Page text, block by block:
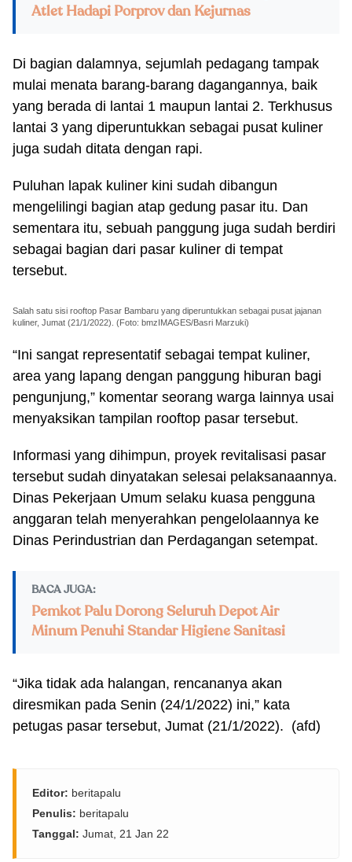
Atlet Hadapi Porprov dan Kejurnas
Di bagian dalamnya, sejumlah pedagang tampak
mulai menata barang-barang dagangannya, baik
yang berada di lantai 1 maupun lantai 2. Terkhusus
lantai 3 yang diperuntukkan sebagai pusat kuliner
juga sudah ditata dengan rapi.
Puluhan lapak kuliner kini sudah dibangun
mengelilingi bagian atap gedung pasar itu. Dan
sementara itu, sebuah panggung juga sudah berdiri
sebagai bagian dari pasar kuliner di tempat
tersebut.
Salah satu sisi rooftop Pasar Bambaru yang diperuntukkan sebagai pusat jajanan
kuliner, Jumat (21/1/2022). (Foto: bmzIMAGES/Basri Marzuki)
“Ini sangat representatif sebagai tempat kuliner,
area yang lapang dengan panggung hiburan bagi
pengunjung,” komentar seorang warga lainnya usai
menyaksikan tampilan rooftop pasar tersebut.
Informasi yang dihimpun, proyek revitalisasi pasar
tersebut sudah dinyatakan selesai pelaksanaannya.
Dinas Pekerjaan Umum selaku kuasa pengguna
anggaran telah menyerahkan pengelolaannya ke
Dinas Perindustrian dan Perdagangan setempat.
BACA JUGA:
Pemkot Palu Dorong Seluruh Depot Air
Minum Penuhi Standar Higiene Sanitasi
“Jika tidak ada halangan, rencananya akan
diresmikan pada Senin (24/1/2022) ini,” kata
petugas pasar tersebut, Jumat (21/1/2022). (afd)
Editor: beritapalu
Penulis: beritapalu
Tanggal: Jumat, 21 Jan 22